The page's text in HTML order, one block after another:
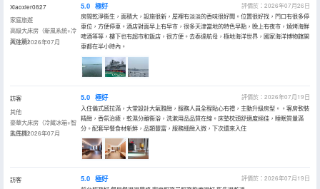
Xiaoxier0827
家庭旅遊
高級大床房（新風系統+冷
藏冰箱）
入住於2026年07月
5.0 極好
評價於：2026年07月26日
房間乾淨衞生，面積大，設施很新，屋裡有淡淡的香味很好聞。位置很好找，門口有很多停
車位，方便停車。酒店對面早上有早市，很多天津當地的特色早點，晚上有夜市，燒烤海鮮
啤酒等等，樓下也有超市和飯店，很方便。去泰達航母，極地海洋世界，國家海洋博物館開
車都在半小時內。
訪客
其他
豪華大床房（冷藏冰箱+智
能馬桶）
入住於2026年07月
5.0 極好
評價於：2026年07月19日
入住儀式感拉滿，大堂設計大氣雅緻，服務人員全程貼心有禮，主動升級房型。。客房軟裝
精緻，香氛治癒，乾濕分離衞浴，洗漱用品品質在線。床墊枕頭舒適度絕佳，睡眠質量滿
分。配套早餐食材新鮮，品類豐富，服務細緻入微，下次還來入住
訪客
5.0 極好
評價於：2026年07月19日